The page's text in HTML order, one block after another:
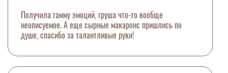
Получила гамму эмоций, груша что-то вообще
неописуемое. А еще сырные макаронс пришлись по
душе, спасибо за талантливые руки!